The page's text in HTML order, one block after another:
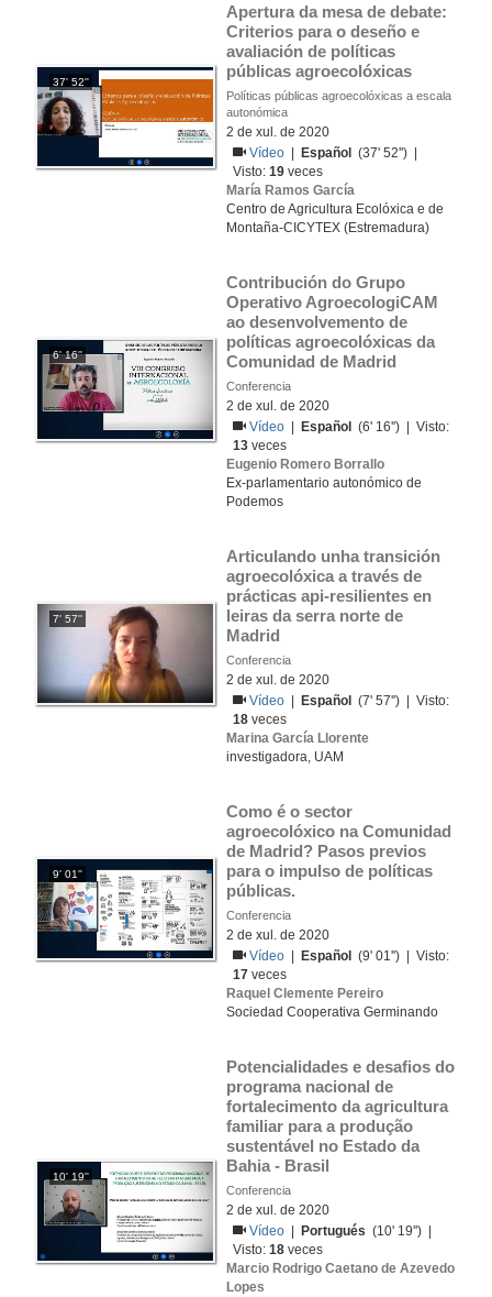
37' 52''
Apertura da mesa de debate:
Criterios para o deseño e
avaliación de políticas
públicas agroecolóxicas
Políticas públicas agroecolóxicas a escala
autonómica
2 de xul. de 2020
Vídeo
Español
(37' 52'') |
Visto:19 veces
María Ramos García
Centro de Agricultura Ecolóxica e de
Montaña-CICYTEX (Estremadura)
6' 16''
Contribución do Grupo
Operativo AgroecologiCAM
ao desenvolvemento de
políticas agroecolóxicas da
Comunidad de Madrid
Conferencia
2 de xul. de 2020
Vídeo
Español
(6' 16'') | Visto:
13 veces
Eugenio Romero Borrallo
Ex-parlamentario autonómico de
Podemos
7' 57''
Articulando unha transición
agroecolóxica a través de
prácticas api-resilientes en
leiras da serra norte de
Madrid
Conferencia
2 de xul. de 2020
Vídeo
Español
(7' 57'') | Visto:
18 veces
Marina García Llorente
investigadora, UAM
9' 01''
Como é o sector
agroecolóxico na Comunidad
de Madrid? Pasos previos
para o impulso de políticas
públicas.
Conferencia
2 de xul. de 2020
Vídeo
Español
(9' 01'') | Visto:
17 veces
Raquel Clemente Pereiro
Sociedad Cooperativa Germinando
10' 19''
Potencialidades e desafios do
programa nacional de
fortalecimento da agricultura
familiar para a produção
sustentável no Estado da
Bahia - Brasil
Conferencia
2 de xul. de 2020
Vídeo
Portugués (10' 19'') |
Visto:18 veces
Marcio Rodrigo Caetano de Azevedo
Lopes